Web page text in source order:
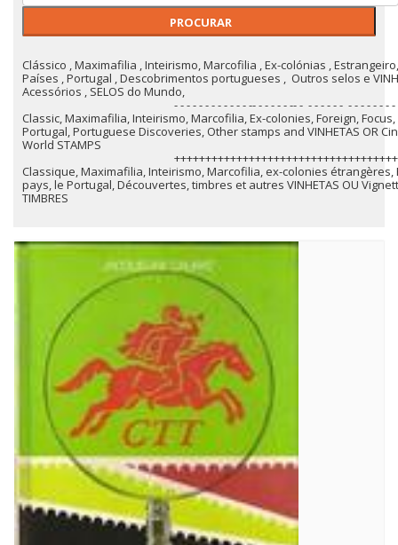
Clássico , Maximafilia , Inteirismo, Marcofilia , Ex-colónias ,
Países , Portugal , Descobrimentos portugueses , Outros selos e
Acessórios , SELOS do Mundo,
- - - - - - - - - - - - -- - - - - - -- - - - - - - - - - - - - - - - - - - - -
Classic, Maximafilia, Inteirismo, Marcofilia, Ex-colonies, Foreign,
Portugal, Portuguese Discoveries, Other stamps and VINHETAS OR
World STAMPS
Classique, Maximafilia, Inteirismo, Marcofilia, ex-colonies étrangères,
pays, le Portugal, Découvertes, timbres et autres VINHETAS OU
TIMBRES